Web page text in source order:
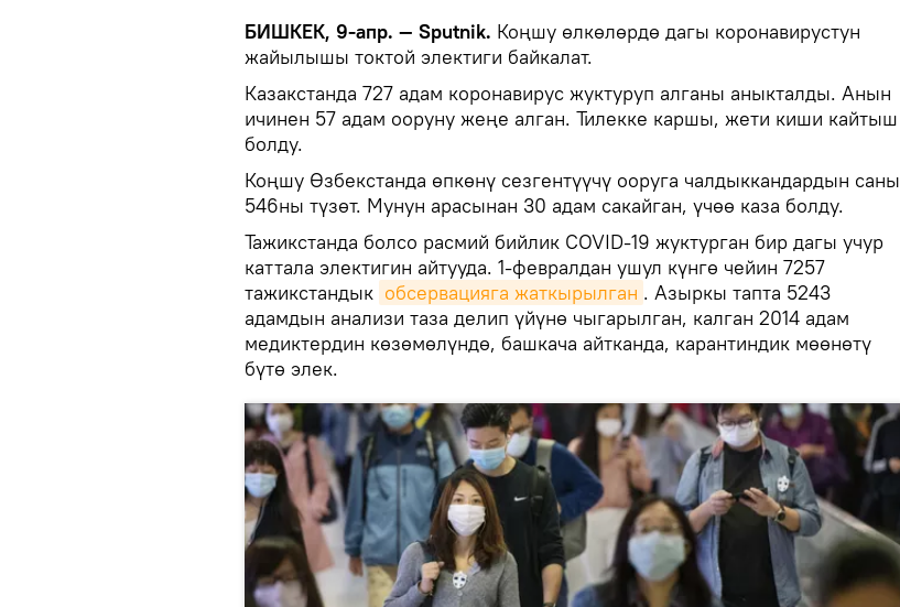
БИШКЕК, 9-апр. — Sputnik. Коңшу өлкөлөрдө дагы коронавирустун
жайылышы токтой электиги байкалат.
Казакстанда 727 адам коронавирус жуктуруп алганы аныкталды. Анын
ичинен 57 адам ооруну жеңе алган. Тилекке каршы, жети киши кайтыш
болду.
Коңшу Өзбекстанда өпкөнү сезгентүүчү ооруга чалдыккандардын саны
546ны түзөт. Мунун арасынан 30 адам сакайган, үчөө каза болду.
Тажикстанда болсо расмий бийлик COVID-19 жуктурган бир дагы учур
каттала электигин айтууда. 1-февралдан ушул күнгө чейин 7257
тажикстандык обсервацияга жаткырылган . Азыркы тапта 5243
адамдын анализи таза делип үйүнө чыгарылган, калган 2014 адам
медиктердин көзөмөлүндө, башкача айтканда, карантиндик мөөнөтү
бүтө элек.